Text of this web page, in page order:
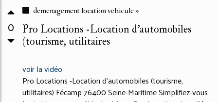
0
demenagement location vehicule »
Pro Locations -Location d'automobiles
(tourisme, utilitaires
voir la vidéo
Pro Locations -Location d'automobiles (tourisme,
utilitaires) Fécamp 76400 Seine-Maritime Simplifiez-vous